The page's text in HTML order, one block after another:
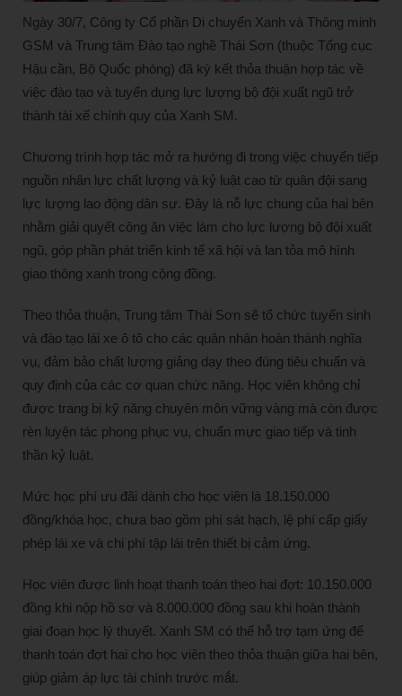
Ngày 30/7, Công ty Cổ phần Di chuyển Xanh và Thông minh
GSM và Trung tâm Đào tạo nghề Thái Sơn (thuộc Tổng cục
Hậu cần, Bộ Quốc phòng) đã ký kết thỏa thuận hợp tác về
việc đào tạo và tuyển dụng lực lượng bộ đội xuất ngũ trở
thành tài xế chính quy của Xanh SM.
Chương trình hợp tác mở ra hướng đi trong việc chuyển tiếp
nguồn nhân lực chất lượng và kỷ luật cao từ quân đội sang
lực lượng lao động dân sự. Đây là nỗ lực chung của hai bên
nhằm giải quyết công ăn việc làm cho lực lượng bộ đội xuất
ngũ, góp phần phát triển kinh tế xã hội và lan tỏa mô hình
giao thông xanh trong cộng đồng.
Theo thỏa thuận, Trung tâm Thái Sơn sẽ tổ chức tuyển sinh
và đào tạo lái xe ô tô cho các quân nhân hoàn thành nghĩa
vụ, đảm bảo chất lượng giảng dạy theo đúng tiêu chuẩn và
quy định của các cơ quan chức năng. Học viên không chỉ
được trang bị kỹ năng chuyên môn vững vàng mà còn được
rèn luyện tác phong phục vụ, chuẩn mực giao tiếp và tinh
thần kỷ luật.
Mức học phí ưu đãi dành cho học viên là 18.150.000
đồng/khóa học, chưa bao gồm phí sát hạch, lệ phí cấp giấy
phép lái xe và chi phí tập lái trên thiết bị cảm ứng.
Học viên được linh hoạt thanh toán theo hai đợt: 10.150.000
đồng khi nộp hồ sơ và 8.000.000 đồng sau khi hoàn thành
giai đoạn học lý thuyết. Xanh SM có thể hỗ trợ tạm ứng để
thanh toán đợt hai cho học viên theo thỏa thuận giữa hai bên,
giúp giảm áp lực tài chính trước mắt.